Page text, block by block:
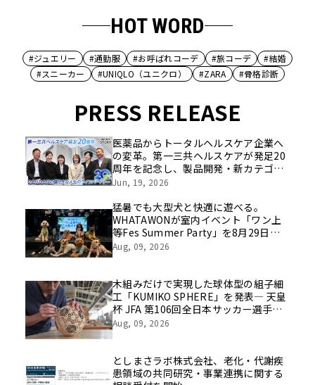
HOT WORD
#ジュエリー #通勤服 #お呼ばれコーデ #旅コーデ
#結婚
#スニーカー
#UNIQLO（ユニクロ） #ZARA #骨格診断
PRESS RELEASE
医薬品からトータルヘルスケア企業へ
の変革。第一三共ヘルスケアが発足20
周年を記念し、製品開発・新カテゴリ
挑戦の舞台や旧社統合時のエピソード
像を公開！
Jun, 19, 2026
猛暑でも大型犬と快適に遊べる。
WHATAWONが室内イベント「ワン上
等Fes Summer Party」を8月29日開
催
Aug, 09, 2026
木組みだけで実現した球体型の組子細
工「KUMIKO SPHERE」を発表― 天皇
杯 JFA 第106回全日本サッカー選手権
大会の公式ビジュアルにも採用 ―
Aug, 09, 2026
としまさラボ株式会社、老化・代謝疾
患領域の共同研究・事業連携に関する